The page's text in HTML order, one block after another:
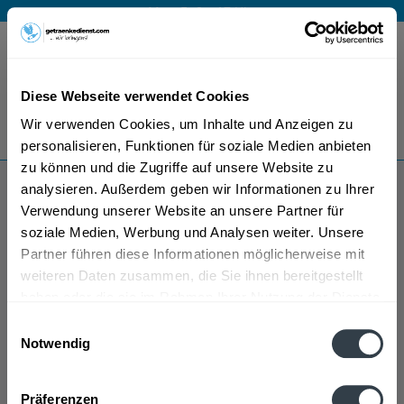
Diese Webseite verwendet Cookies
Wir verwenden Cookies, um Inhalte und Anzeigen zu
personalisieren, Funktionen für soziale Medien anbieten
zu können und die Zugriffe auf unsere Website zu
analysieren. Außerdem geben wir Informationen zu Ihrer
Verwendung unserer Website an unsere Partner für
soziale Medien, Werbung und Analysen weiter. Unsere
Partner führen diese Informationen möglicherweise mit
weiteren Daten zusammen, die Sie ihnen bereitgestellt
Notwendig
Präferenzen
Mo – Fr 9 – 17 Uhr
Menü
Bestellung widerrufen
Es gilt unsere Datenschutzerklärung
Glenrothes Whisky
Glenrothes Whisky wird in den folgenden Regionen,
Städten, Orten und Postleitzahl-Gebieten geliefert